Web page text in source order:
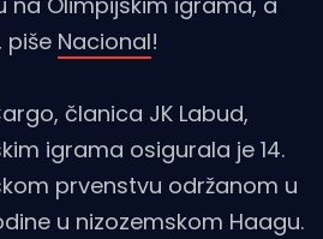
piše Nacional!
članica JK Labud,
igrama osigurala je 14.
prvenstvu održanom u
u nizozemskom Haagu.